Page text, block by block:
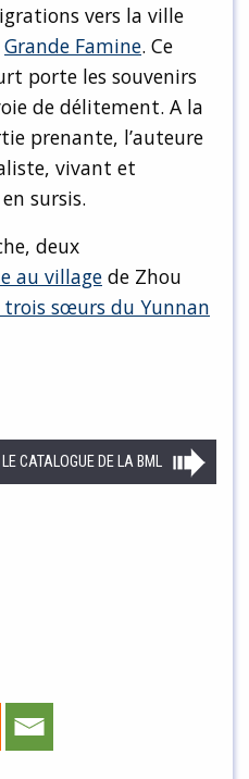
vers la ville
Grande Famine. Ce
porte les souvenirs
de délitement. A la
prenante, l’auteure
vivant et
sursis.
deux
au village de Zhou
trois sœurs du Yunnan
CATALOGUE DE LA BML